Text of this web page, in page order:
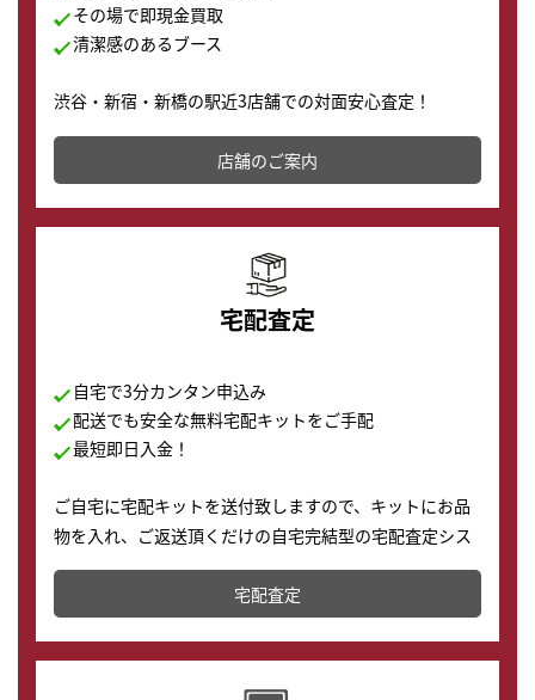
その場で即現金買取
清潔感のあるブース
渋谷・新宿・新橋の駅近3店舗での対面安心査定！
その場で現金買取致します。渋谷本店では、時計販売の
店舗を併設しており、下取りに出してお得に新しい時計
の購入もできます♪
店舗のご案内
宅配査定
自宅で3分カンタン申込み
配送でも安全な無料宅配キットをご手配
最短即日入金！
ご自宅に宅配キットを送付致しますので、キットにお品
物を入れ、ご返送頂くだけの自宅完結型の宅配査定シス
テムです。
配送でも簡単&安全に査定・買取に出すことが可能で
す。
宅配査定